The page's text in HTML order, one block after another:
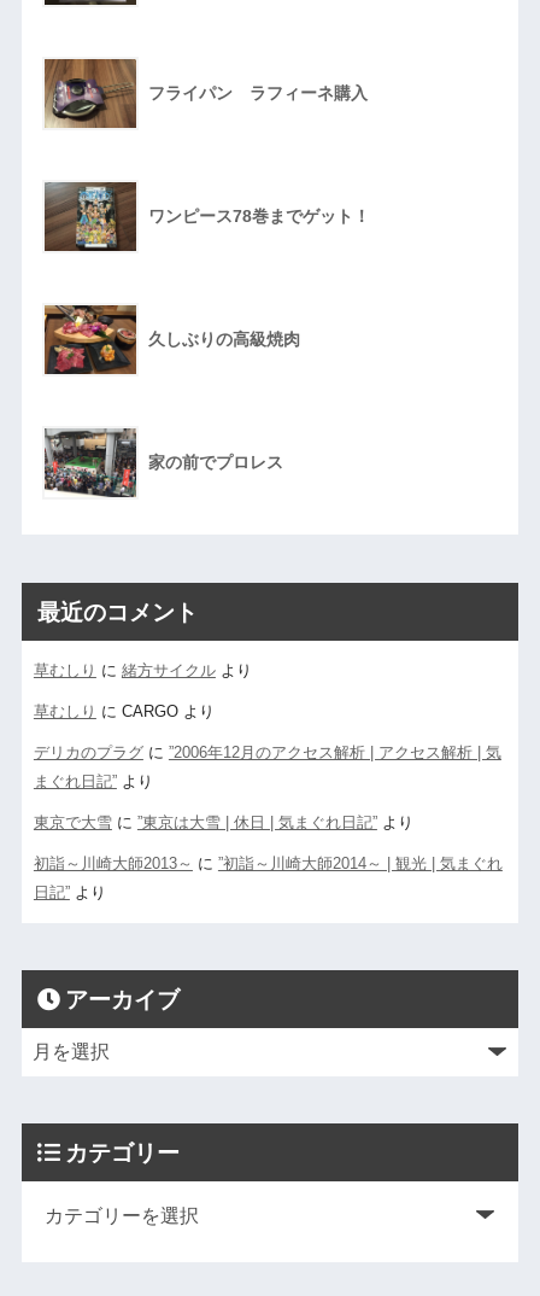
フライパン ラフィーネ購入
ワンピース78巻までゲット！
久しぶりの高級焼肉
家の前でプロレス
最近のコメント
草むしり に 緒方サイクルより
草むしり に CARGOより
デリカのプラグに ”2006年12月のアクセス解析 | アクセス解析 | 気
まぐれ日記”より
東京で大雪に ”東京は大雪 | 休日 | 気まぐれ日記”より
初詣～川崎大師2013～ に ”初詣～川崎大師2014～ | 観光 | 気まぐれ
日記”より
アーカイブ
カテゴリー